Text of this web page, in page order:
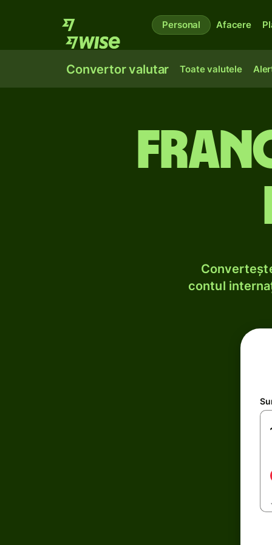
Personal Afacere
Convertor valutar Toate valutele
contul